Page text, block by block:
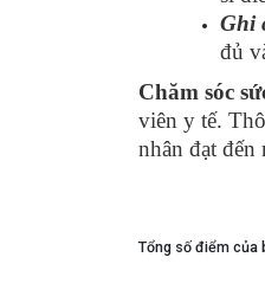
Ghi
đủ
Chăm sóc
viên y tế.
nhân đạt đến
Tổng số điểm của